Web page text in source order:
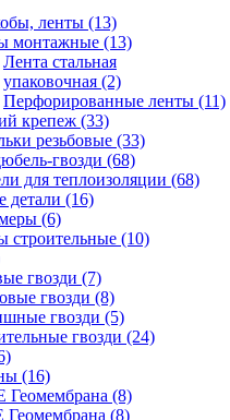
ленты (13)
монтажные (13)
Лента стальная
упаковочная (2)
Перфорированные ленты (11)
крепеж (33)
резьбовые (33)
гвозди (68)
для теплоизоляции (68)
(16)
(6)
строительные (10)
гвозди (7)
гвозди (8)
гвозди (5)
гвозди (24)
(16)
Геомембрана (8)
Геомембрана (8)